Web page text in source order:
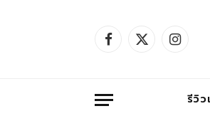
Facebook
X
รีวิว